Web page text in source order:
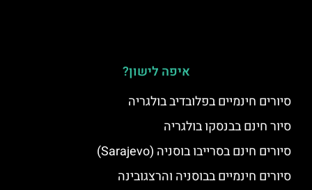
איפה לישון?
סיורים חינמיים בפלובדיב בולגריה
סיור חינם בבנסקו בולגריה
סיורים חינם בסרייבו בוסניה (Sarajevo)
סיורים חינמיים בבוסניה והרצגובינה